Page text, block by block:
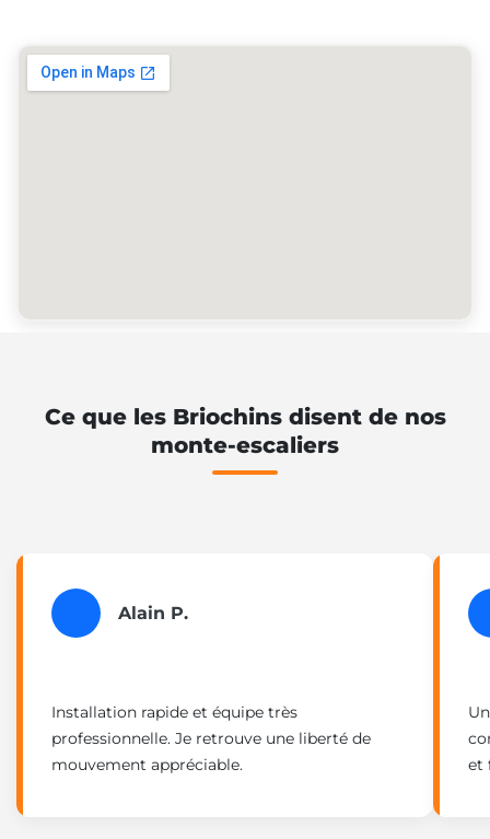
Ce que les Briochins disent de nos
monte-escaliers
Alain P.
Installation rapide et équipe très
professionnelle. Je retrouve une liberté de
mouvement appréciable.
et